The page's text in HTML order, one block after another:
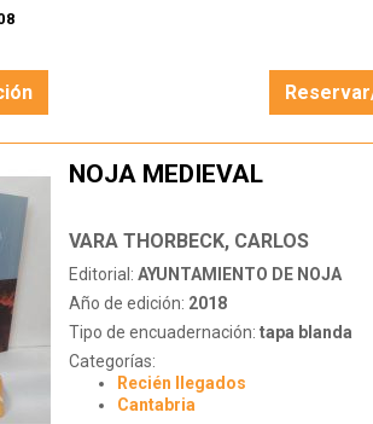
NOJA MEDIEVAL
VARA THORBECK, CARLOS
Editorial: AYUNTAMIENTO DE NOJA
Año de edición: 2018
Tipo de encuadernación: tapa blanda
Categorías:
Recién llegados
Cantabria